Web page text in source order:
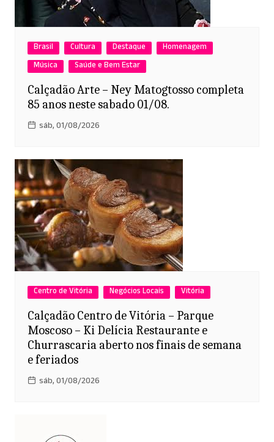
Brasil Cultura Destaque
Homenagem
Música
Saúde e Bem Estar
Calçadão Arte – Ney Matogtosso completa
85 anos neste sabado 01/08.
sáb, 01/08/2026
Centro de Vitória Negócios Locais Vitória
Calçadão Centro de Vitória – Parque
Moscoso – Ki Delícia Restaurante e
Churrascaria aberto nos finais de semana
e feriados
sáb, 01/08/2026